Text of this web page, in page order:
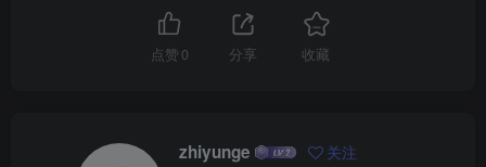
点赞 0 分享 收藏
zhiyunge 关注